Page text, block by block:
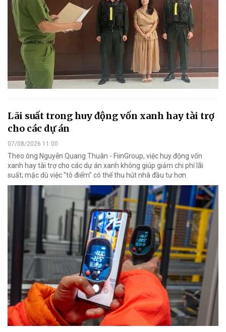
Lãi suất trong huy động vốn xanh hay tài trợ
cho các dự án
07/08/2026 11:00
Theo ông Nguyễn Quang Thuân - FiinGroup, việc huy động vốn
xanh hay tài trợ cho các dự án xanh không giúp giảm chi phí lãi
suất; mặc dù việc "tô điểm" có thể thu hút nhà đầu tư hơn.